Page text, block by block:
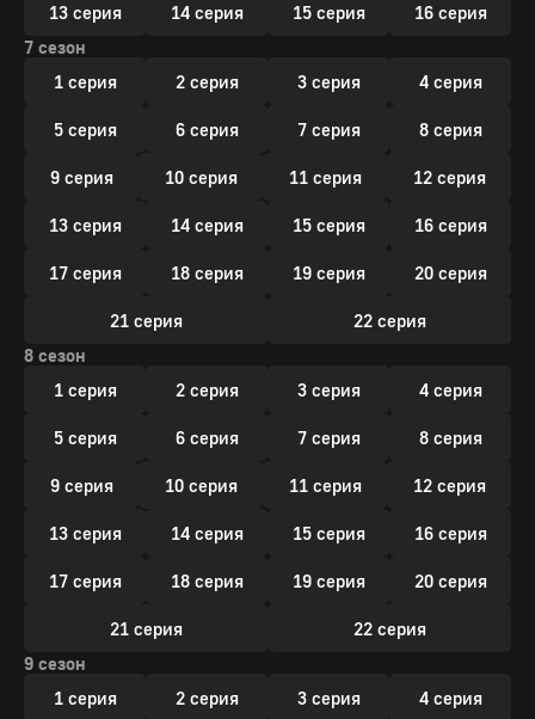
13 серия 14 серия 15 серия
16 серия
7 сезон
1 серия
2 серия 3 серия 4 серия
5 серия 6 серия 7 серия 8 серия
9 серия 10 серия 11 серия 12 серия
13 серия 14 серия 15 серия 16 серия
17 серия 18 серия 19 серия 20 серия
21 серия
22 серия
8 сезон
1 серия
2 серия 3 серия 4 серия
5 серия 6 серия 7 серия 8 серия
9 серия 10 серия 11 серия 12 серия
13 серия 14 серия 15 серия 16 серия
17 серия 18 серия 19 серия 20 серия
21 серия
22 серия
9 сезон
1 серия
2 серия 3 серия 4 серия